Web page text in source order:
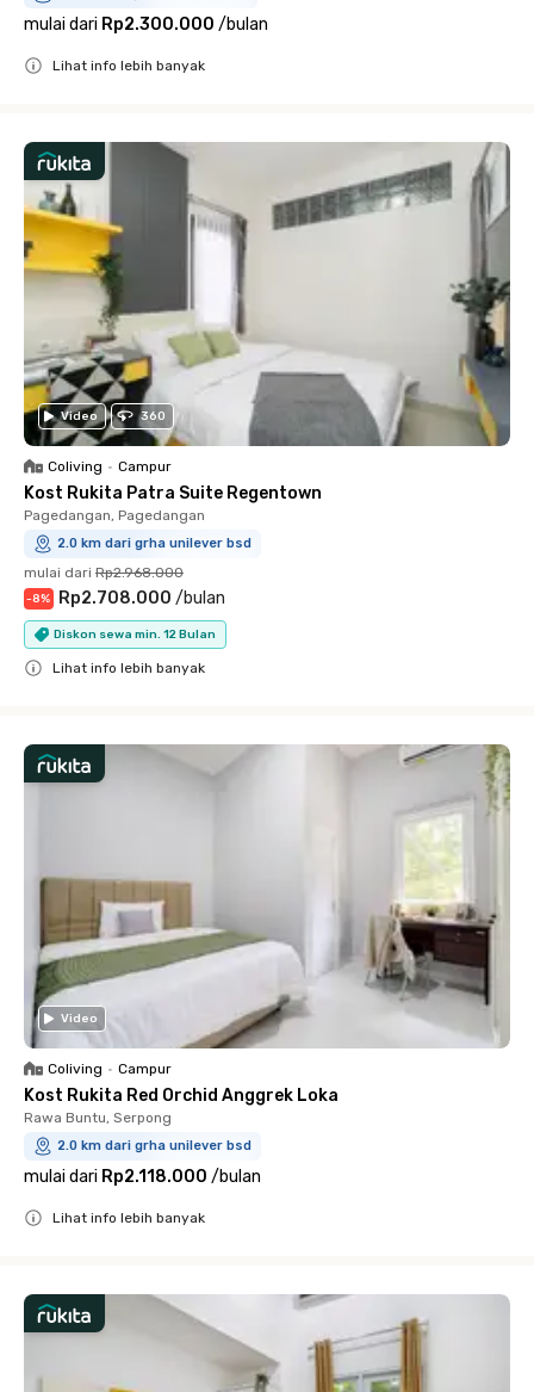
mulai dari Rp2.300.000 /bulan
Lihat info lebih banyak
Video 360
Coliving • Campur
Kost Rukita Patra Suite Regentown
Pagedangan, Pagedangan
2.0 km dari grha unilever bsd
mulai dari Rp2.968.000
-8% Rp2.708.000 /bulan
Diskon sewa min. 12 Bulan
Lihat info lebih banyak
Video
Coliving • Campur
Kost Rukita Red Orchid Anggrek Loka
Rawa Buntu, Serpong
2.0 km dari grha unilever bsd
mulai dari Rp2.118.000 /bulan
Lihat info lebih banyak